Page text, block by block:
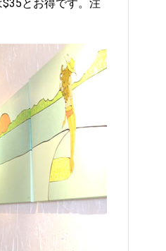
とお得です。注